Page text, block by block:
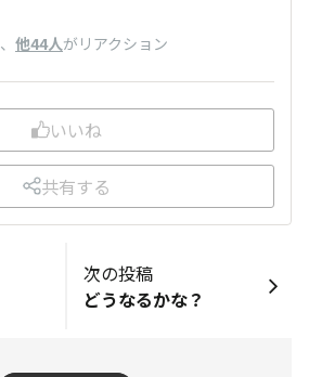
、 他44人がリアクション
いいね
共有する
次の投稿
どうなるかな？